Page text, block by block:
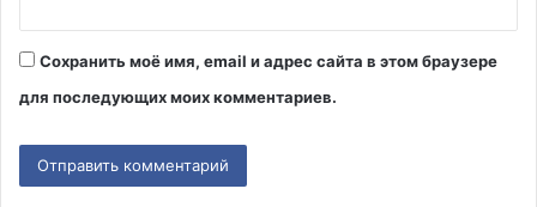
Сохранить моё имя, email и адрес сайта в этом браузере
для последующих моих комментариев.